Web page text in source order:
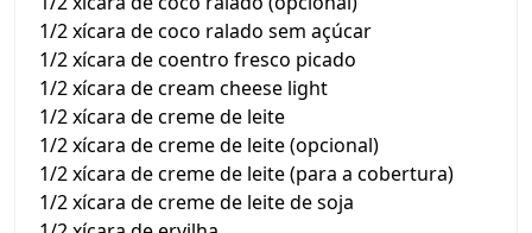
1/2 xícara de coco ralado sem açúcar
1/2 xícara de coentro fresco picado
1/2 xícara de cream cheese light
1/2 xícara de creme de leite
1/2 xícara de creme de leite (opcional)
1/2 xícara de creme de leite (para a cobertura)
1/2 xícara de creme de leite de soja